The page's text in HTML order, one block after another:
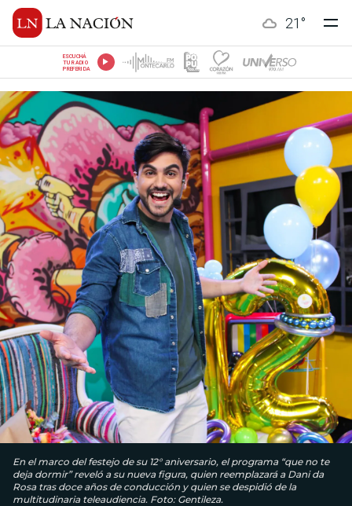
21 °
ESCUCHÁ
TU RADIO
PREFERIDA
En el marco del festejo de su 12° aniversario, el programa “que no te
deja dormir” reveló a su nueva figura, quien reemplazará a Dani da
Rosa tras doce años de conducción y quien se despidió de la
multitudinaria teleaudiencia. Foto: Gentileza.